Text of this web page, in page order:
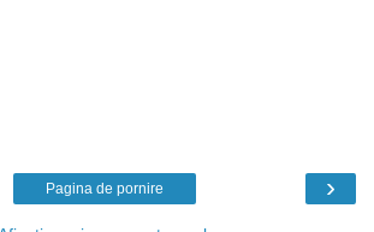
›
Pagina de pornire